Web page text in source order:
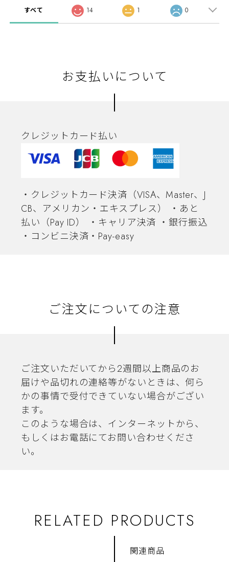
すべて 14 1 0
お支払いについて
クレジットカード払い
・クレジットカード決済（VISA、Master、J
CB、アメリカン・エキスプレス） ・あと
払い（Pay ID） ・キャリア決済 ・銀行振込
・コンビニ決済・Pay-easy
ご注文についての注意
ご注文いただいてから2週間以上商品のお
届けや品切れの連絡等がないときは、何ら
かの事情で受付できていない場合がござい
ます。
このような場合は、インターネットから、
もしくはお電話にてお問い合わせくださ
い。
RELATED PRODUCTS
関連商品